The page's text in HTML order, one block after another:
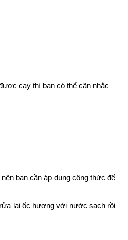
cay thì bạn có thể cân nhắc
bạn cần áp dụng công thức để
lại ốc hương với nước sạch rồi